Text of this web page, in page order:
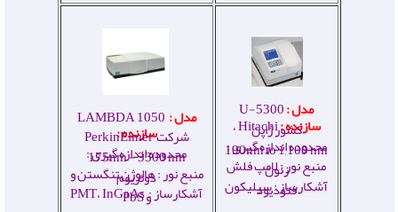
مدل :
سازنده : Hitachi ، کشور ژاپن
محدوده اندازه گیری :
190nmto 1,100 nm
منبع نور : لامپ فلش
زنون
آشکارساز : سیلیکون
فتودیود
مدل :
سازنده :شرکت PerkinElmer
محدوده اندازه گیری :
175nm- 3300 nm
منبع نور : هالوژن تنگستن و
دوتریوم
آشکارساز : PMT، InGaAsو PbS